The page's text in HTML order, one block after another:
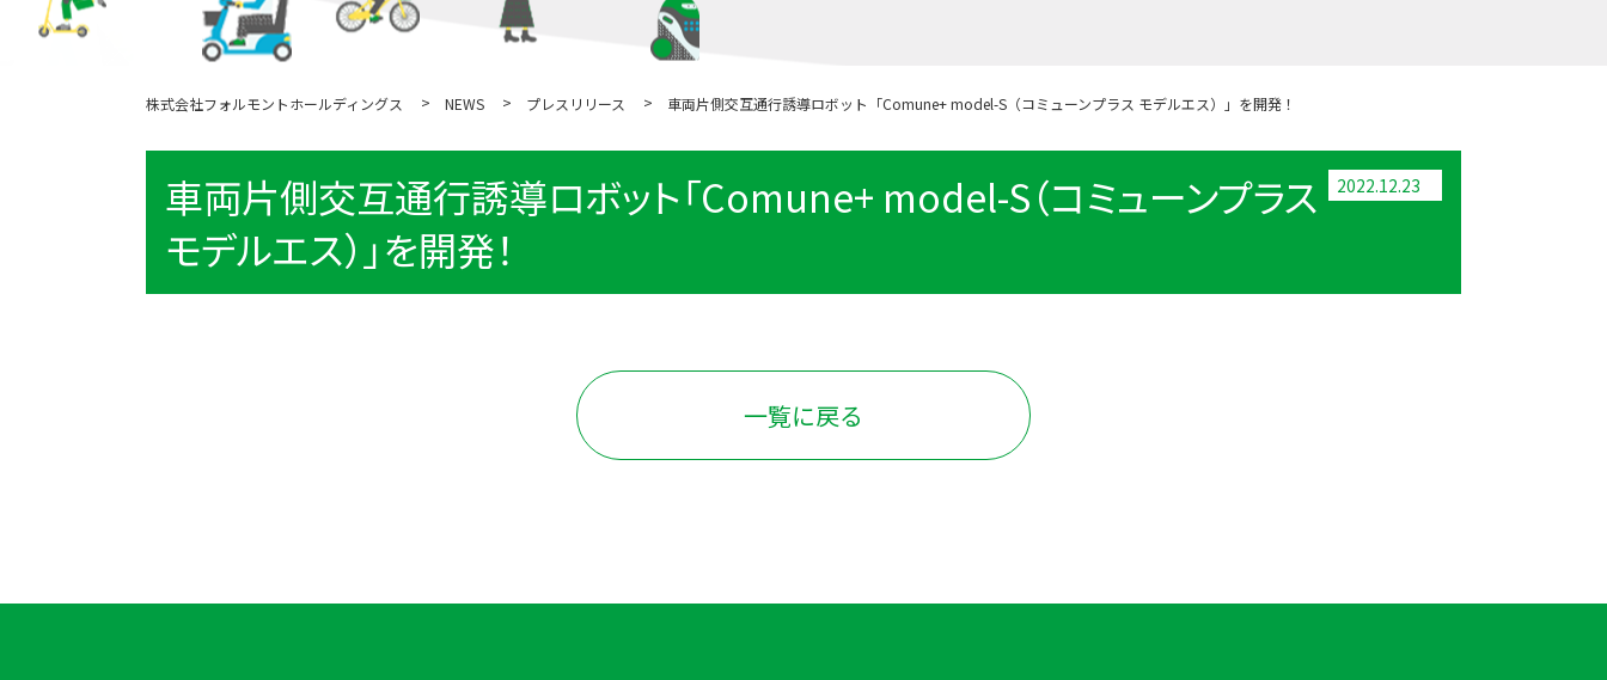
株式会社フォルモントホールディングス NEWS プレスリリース 車両片側交互通行誘導ロボット「Comune+ model-S（コミューンプラス モデルエス）」を開発！
車両片側交互通行誘導ロボット「Comune+ model-S（コミューンプラス
モデルエス）」を開発！
2022.12.23
一覧に戻る